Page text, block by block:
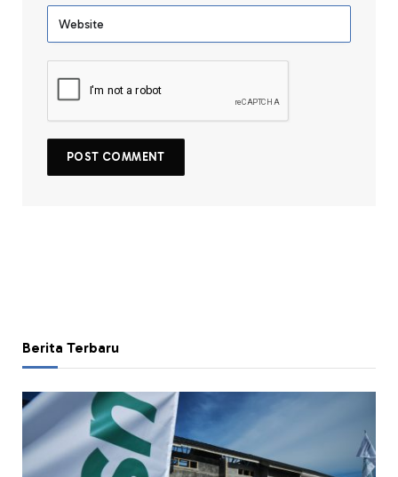
Berita Terbaru